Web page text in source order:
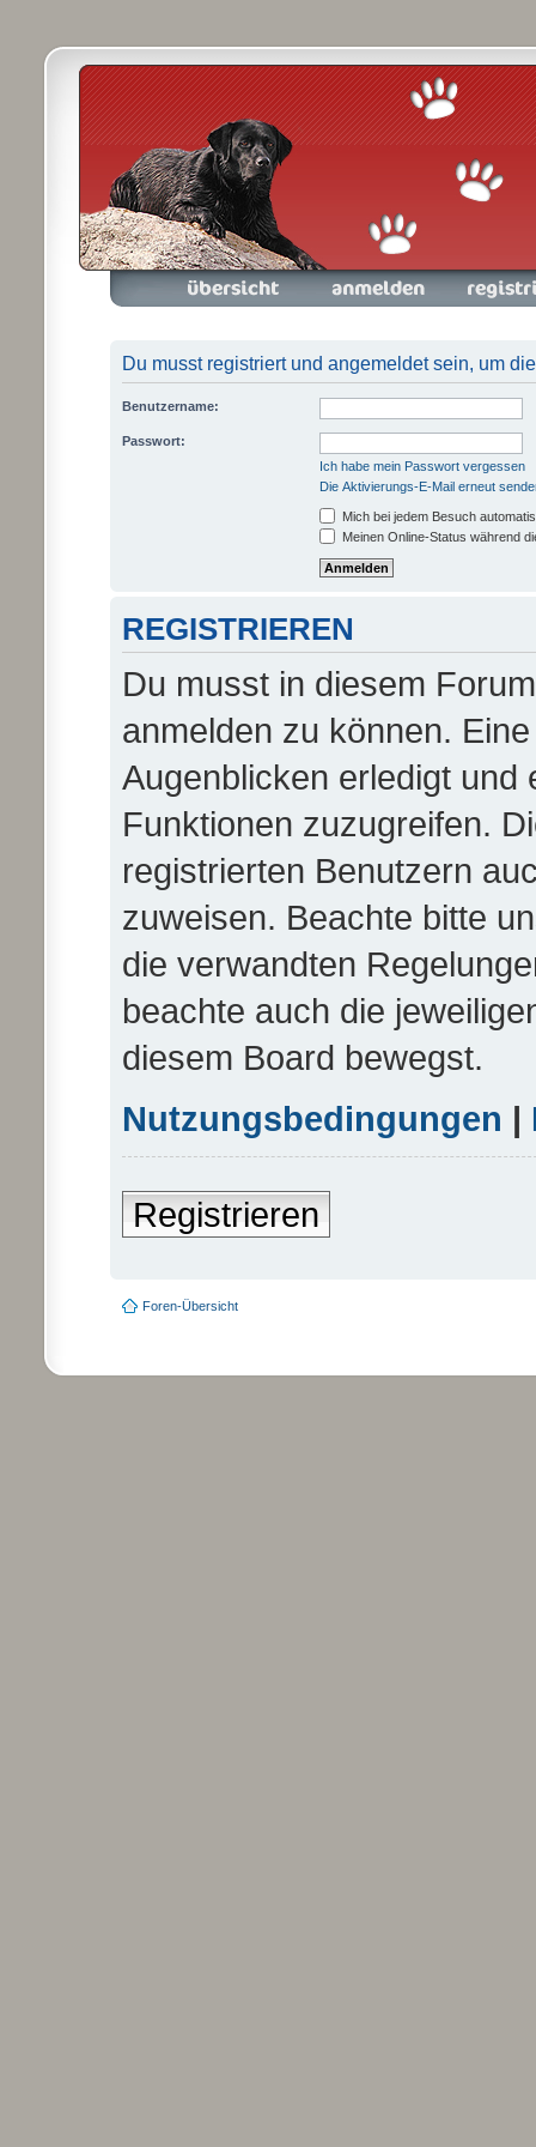
Foren-Übersicht Anmelden Registrieren
Du musst registriert und angemeldet sein, um
Benutzername:
Passwort:
Ich habe mein Passwort vergessen
Die Aktivierungs-E-Mail erneut
Mich bei jedem Besuch
Meinen Online-Status während
REGISTRIEREN
Du musst in diesem
anmelden zu können.
Augenblicken erledigt und
Funktionen zuzugreifen.
registrierten Benutzern
zuweisen. Beachte bitte
die verwandten
beachte auch die
diesem Board bewegst.
Nutzungsbedingungen |
Registrieren
Foren-Übersicht